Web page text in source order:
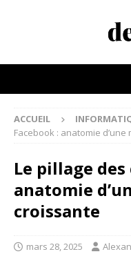
ACCUEIL
Facebook : anatomie
Le pillage
anatomie
croissante
mars 28, 2025